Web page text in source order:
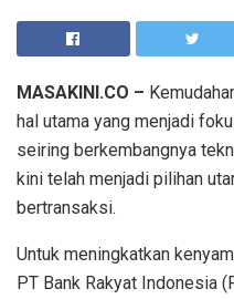
MASAKINI.CO –
hal utama yang menjadi
seiring berkembangnya
kini telah menjadi pilihan
bertransaksi.
Untuk meningkatkan
PT Bank Rakyat Indonesia